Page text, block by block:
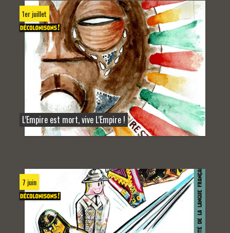
1er juillet
L’Empire est mort, vive L’Empire !
7 juin